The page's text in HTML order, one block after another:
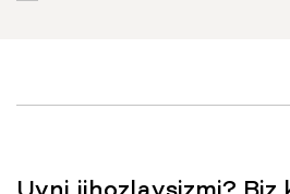
Uyni jihozlaysizmi? Biz